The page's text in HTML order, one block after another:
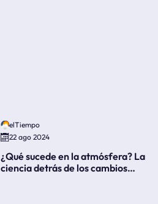
elTiempo
22 ago 2024
¿Qué sucede en la atmósfera? La
ciencia detrás de los cambios